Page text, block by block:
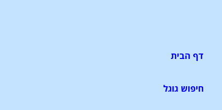
דף הבית
חיפוש גוגל